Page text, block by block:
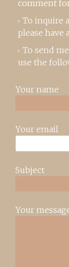
comment
To inquire
please have
To send
use the
Your name
Your email
Subject
Your